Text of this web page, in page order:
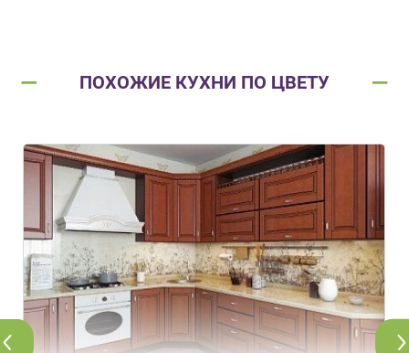
ПОХОЖИЕ КУХНИ ПО ЦВЕТУ